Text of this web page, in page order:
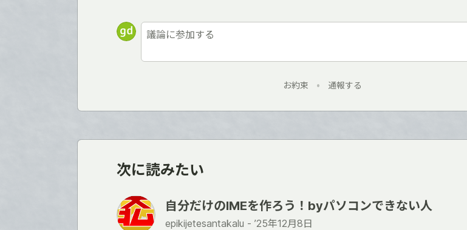
お約束 • 通報する
次に読みたい
自分だけのIMEを作ろう！byパソコンできない人
epikijetesantakalu - ’25年12月8日